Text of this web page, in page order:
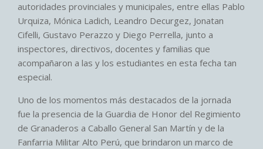
autoridades provinciales y municipales, entre ellas Pablo
Urquiza, Mónica Ladich, Leandro Decurgez, Jonatan
Cifelli, Gustavo Perazzo y Diego Perrella, junto a
inspectores, directivos, docentes y familias que
acompañaron a las y los estudiantes en esta fecha tan
especial.
Uno de los momentos más destacados de la jornada
fue la presencia de la Guardia de Honor del Regimiento
de Granaderos a Caballo General San Martín y de la
Fanfarria Militar Alto Perú, que brindaron un marco de